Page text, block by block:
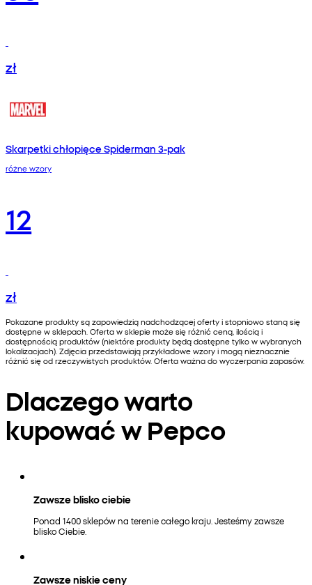
zł
Skarpetki chłopięce Spiderman 3-pak
różne wzory
12
zł
Pokazane produkty są zapowiedzią nadchodzącej oferty i stopniowo staną się
dostępne w sklepach. Oferta w sklepie może się różnić ceną, ilością i
dostępnością produktów (niektóre produkty będą dostępne tylko w wybranych
lokalizacjach). Zdjęcia przedstawiają przykładowe wzory i mogą nieznacznie
różnić się od rzeczywistych produktów. Oferta ważna do wyczerpania zapasów.
Dlaczego warto
kupować w Pepco
Zawsze blisko ciebie
Ponad 1400 sklepów na terenie całego kraju. Jesteśmy zawsze
blisko Ciebie.
Zawsze niskie ceny